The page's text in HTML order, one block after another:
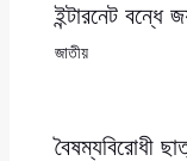
ইন্টারনেট বন্ধে
জাতীয়
বৈষম্যবিরোধী